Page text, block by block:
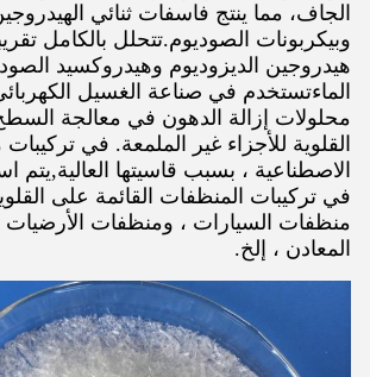
الجاف، مما ينتج فاسفات ثنائي
وبيكربونات الصوديوم.تتحلل بالكامل
هيدروجين الديزوديوم وهيدروكسيد
الماءتستخدم في صناعة الغسيل
محلولات إزالة الدهون في معالجة
القلوية للأجزاء غير الملمعة. في
الاصطناعية ، بسبب قاسيتها العالية,يتم
في تركيبات المنظفات القائمة على
منظفات السيارات ، ومنظفات
المعادن ، إلخ.